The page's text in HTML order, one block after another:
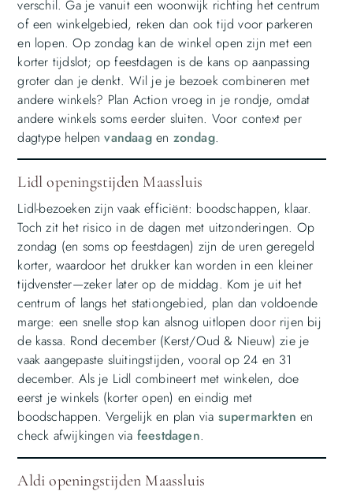
verschil. Ga je vanuit een woonwijk richting het centrum
of een winkelgebied, reken dan ook tijd voor parkeren
en lopen. Op zondag kan de winkel open zijn met een
korter tijdslot; op feestdagen is de kans op aanpassing
groter dan je denkt. Wil je je bezoek combineren met
andere winkels? Plan Action vroeg in je rondje, omdat
andere winkels soms eerder sluiten. Voor context per
dagtype helpenvandaagen zondag.
Lidl openingstijden Maassluis
Lidl-bezoeken zijn vaak efficiënt: boodschappen, klaar.
Toch zit het risico in de dagen met uitzonderingen. Op
zondag (en soms op feestdagen) zijn de uren geregeld
korter, waardoor het drukker kan worden in een kleiner
tijdvenster—zeker later op de middag. Kom je uit het
centrum of langs het stationgebied, plan dan voldoende
marge: een snelle stop kan alsnog uitlopen door rijen bij
de kassa. Rond december (Kerst/Oud & Nieuw) zie je
vaak aangepaste sluitingstijden, vooral op 24 en 31
december. Als je Lidl combineert met winkelen, doe
eerst je winkels (korter open) en eindig met
boodschappen. Vergelijk en plan via supermarkten en
check afwijkingen via feestdagen.
Aldi openingstijden Maassluis